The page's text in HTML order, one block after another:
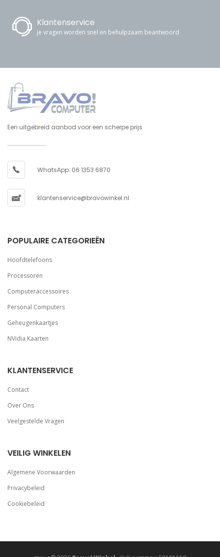
Klantenservice
je vragen worden snel en behulpzaam beantwoord
Een uitgebreid aanbod voor een scherpe prijs
WhatsApp: 06 1353 6870
klantenservice@bravowinkel.nl
POPULAIRE CATEGORIEËN
Hoofdtelefoons
Processoren
Computeraccessoires
Personal Computers
Geheugenkaartjes
NVidia Kaarten
KLANTENSERVICE
Contact
Over Ons
Veelgestelde Vragen
VEILIG WINKELEN
Algemene Voorwaarden
Privacybeleid
Cookiebeleid